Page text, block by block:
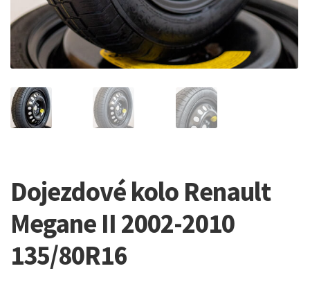
Dojezdové kolo Renault
Megane II 2002-2010
135/80R16